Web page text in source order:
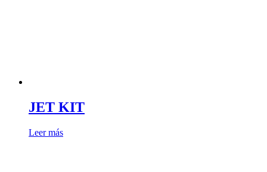
JET KIT
Leer más